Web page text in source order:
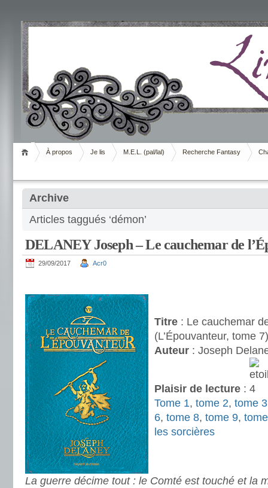
Livrement
À propos Je lis M.E.L. (pal/lal) Recherche Fantasy
Archive
Articles taggués ‘démon’
DELANEY Joseph – Le cauchemar de
29/09/2017 Acr0
Titre : Le cauchemar
(L’Épouvanteur, tome 7)
Auteur : Joseph
Plaisir de lecture :
Tome 1, tome 2, tome 3
6, tome 8, tome 9,
les sorcières
La guerre décime tout : le Comté est touché et la